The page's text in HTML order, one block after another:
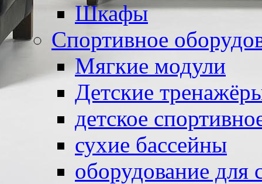
Шкафы
Спортивное
Мягкие модули
Детские
детское
сухие бассейны
оборудование для